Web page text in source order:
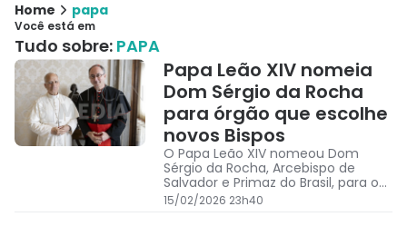
Home papa
Você está em
Tudo sobre: PAPA
Papa Leão XIV nomeia
Dom Sérgio da Rocha
para órgão que escolhe
novos Bispos
O Papa Leão XIV nomeou Dom
Sérgio da Rocha, Arcebispo de
Salvador e Primaz do Brasil, para o
Dicastério, órgão que escolhe os
novos Bispos pelo mundo
15/02/2026 23h40